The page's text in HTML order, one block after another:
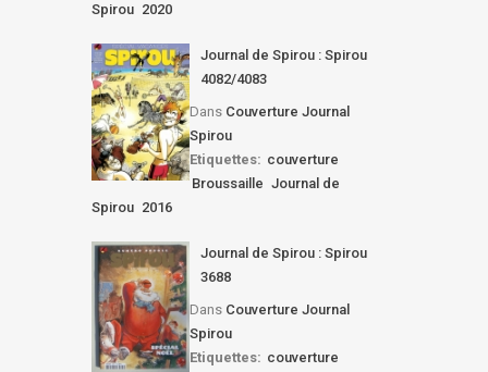
Spirou 2020
Journal de Spirou : Spirou
4082/4083
Dans Couverture Journal
Spirou
Etiquettes: couverture
Broussaille Journal de
Spirou 2016
Journal de Spirou : Spirou
3688
Dans Couverture Journal
Spirou
Etiquettes: couverture